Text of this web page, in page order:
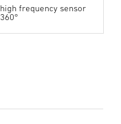
high frequency sensor
360°